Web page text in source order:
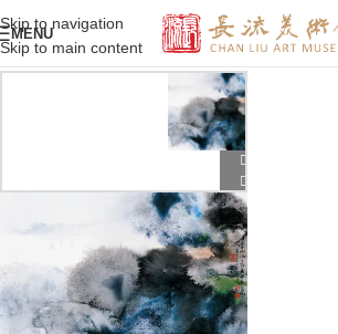
Skip to navigation
Skip to main content
MENU